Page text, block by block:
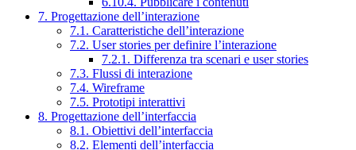
7. Progettazione dell’interazione
7.1. Caratteristiche dell’interazione
7.2. User stories per definire l’interazione
7.2.1. Differenza tra scenari e user stories
7.3. Flussi di interazione
7.4. Wireframe
7.5. Prototipi interattivi
8. Progettazione dell’interfaccia
8.1. Obiettivi dell’interfaccia
8.2. Elementi dell’interfaccia